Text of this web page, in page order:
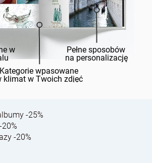
Pełne sposobów
na personalizację
Kategorie wpasowane
klimat w Twoich zdjęć
w
-25%
-20%